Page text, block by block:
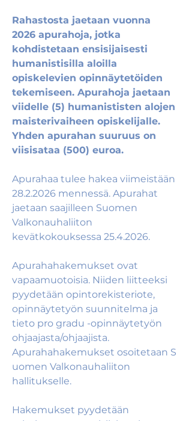
Rahastosta jaetaan vuonna
2026 apurahoja, jotka
kohdistetaan ensisijaisesti
humanistisilla aloilla
opiskelevien opinnäytetöiden
tekemiseen. Apurahoja jaetaan
viidelle (5) humanististen alojen
maisterivaiheen opiskelijalle.
Yhden apurahan suuruus on
viisisataa (500) euroa.
Apurahaa tulee hakea viimeistään
28.2.2026 mennessä. Apurahat
jaetaan saajilleen Suomen
Valkonauhaliiton
kevätkokouksessa 25.4.2026.
Apurahahakemukset ovat
vapaamuotoisia. Niiden liitteeksi
pyydetään opintorekisteriote,
opinnäytetyön suunnitelma ja
tieto pro gradu -opinnäytetyön
ohjaajasta/ohjaajista.
Apurahahakemukset osoitetaan S
uomen Valkonauhaliiton
hallitukselle.
Hakemukset pyydetään